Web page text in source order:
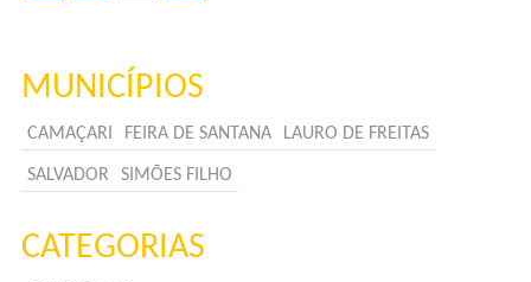
MUNICÍPIOS
CAMAÇARI FEIRA DE SANTANA LAURO DE FREITAS
SALVADOR SIMÕES FILHO
CATEGORIAS